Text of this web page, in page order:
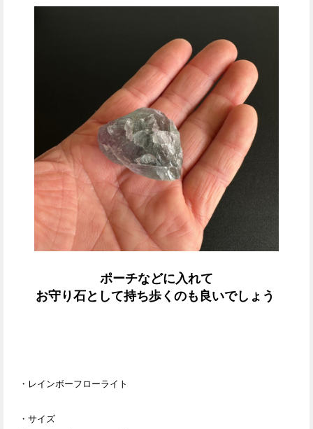
ポーチなどに入れて
お守り石として持ち歩くのも良いでしょう
・レインボーフローライト
・サイズ